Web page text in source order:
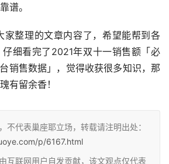
谱。
家整理的文章内容了，希望能帮到各
细看完了2021年双十一销售额「必
销售数据」，觉得收获很多知识，那
有留余香！
不代表巢座耶立场，转载请注明出处：
p/6167.html
互联网用户自发贡献，该文观点仅代表